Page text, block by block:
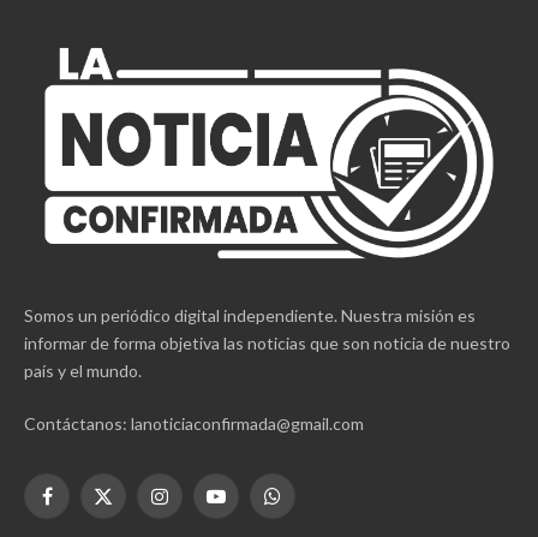
Somos un periódico digital independiente. Nuestra misión es
informar de forma objetiva las noticias que son noticia de nuestro
país y el mundo.
Contáctanos: lanoticiaconfirmada@gmail.com
Facebook
X
InstagramYouTubeWhatsApp